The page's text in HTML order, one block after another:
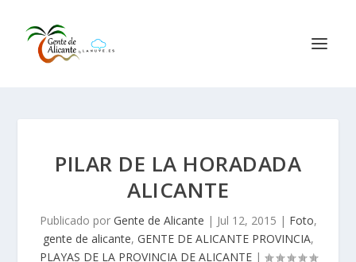
PILAR DE LA HORADADA
ALICANTE
Publicado por Gente de Alicante | Jul 12, 2015 | Foto,
gente de alicante, GENTE DE ALICANTE PROVINCIA,
PLAYAS DE LA PROVINCIA DE ALICANTE|